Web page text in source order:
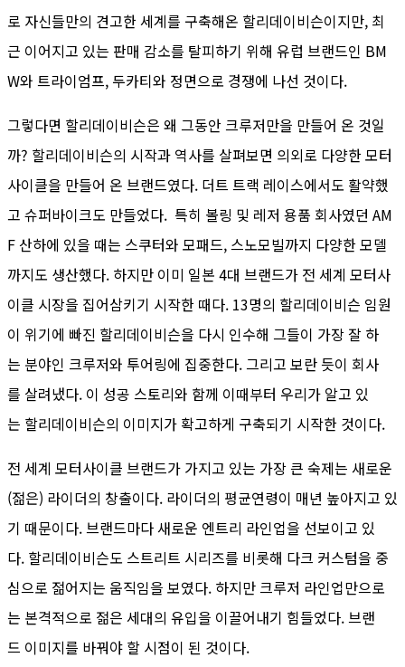
로 자신들만의 견고한 세계를 구축해온 할리데이비슨이지만, 최
근 이어지고 있는 판매 감소를 탈피하기 위해 유럽 브랜드인 BM
W와 트라이엄프, 두카티와 정면으로 경쟁에 나선 것이다.
그렇다면 할리데이비슨은 왜 그동안 크루저만을 만들어 온 것일
까? 할리데이비슨의 시작과 역사를 살펴보면 의외로 다양한 모터
사이클을 만들어 온 브랜드였다. 더트 트랙 레이스에서도 활약했
고 슈퍼바이크도 만들었다. 특히 볼링 및 레저 용품 회사였던 AM
F 산하에 있을 때는 스쿠터와 모패드, 스노모빌까지 다양한 모델
까지도 생산했다. 하지만 이미 일본 4대 브랜드가 전 세계 모터사
이클 시장을 집어삼키기 시작한 때다. 13명의 할리데이비슨 임원
이 위기에 빠진 할리데이비슨을 다시 인수해 그들이 가장 잘 하
는 분야인 크루저와 투어링에 집중한다. 그리고 보란 듯이 회사
를 살려냈다. 이 성공 스토리와 함께 이때부터 우리가 알고 있
는 할리데이비슨의 이미지가 확고하게 구축되기 시작한 것이다.
전 세계 모터사이클 브랜드가 가지고 있는 가장 큰 숙제는 새로운
(젊은) 라이더의 창출이다. 라이더의 평균연령이 매년 높아지고 있
기 때문이다. 브랜드마다 새로운 엔트리 라인업을 선보이고 있
다. 할리데이비슨도 스트리트 시리즈를 비롯해 다크 커스텀을 중
심으로 젊어지는 움직임을 보였다. 하지만 크루저 라인업만으로
는 본격적으로 젊은 세대의 유입을 이끌어내기 힘들었다. 브랜
드 이미지를 바꿔야 할 시점이 된 것이다.